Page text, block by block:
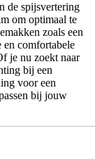
de spijsvertering
om optimaal te
zoals een
en comfortabele
je nu zoekt naar
bij een
voor een
bij jouw